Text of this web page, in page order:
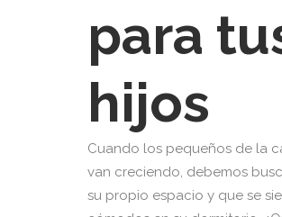
para
hijos
Cuando los pequeños de la
van creciendo, debemos
su propio espacio y que se